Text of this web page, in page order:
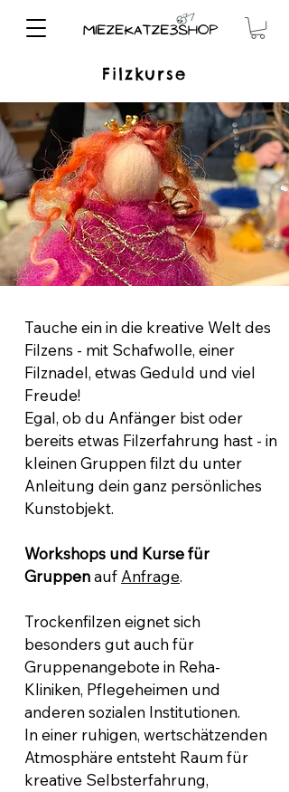
Filzkurse
Tauche ein in die kreative Welt des
Filzens - mit Schafwolle, einer
Filznadel, etwas Geduld und viel
Freude!
Egal, ob du Anfänger bist oder
bereits etwas Filzerfahrung hast - in
kleinen Gruppen filzt du unter
Anleitung dein ganz persönliches
Kunstobjekt.
Workshops und Kurse für
Gruppenauf Anfrage.
Trockenfilzen eignet sich
besonders gut auch für
Gruppenangebote in Reha-
Kliniken, Pflegeheimen und
anderen sozialen Institutionen.
In einer ruhigen, wertschätzenden
Atmosphäre entsteht Raum für
kreative Selbsterfahrung,